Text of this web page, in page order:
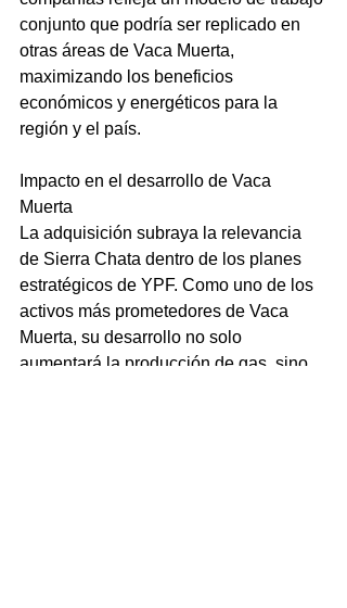
conjunto que podría ser replicado en
otras áreas de Vaca Muerta,
maximizando los beneficios
económicos y energéticos para la
región y el país.
Impacto en el desarrollo de Vaca
Muerta
La adquisición subraya la relevancia
de Sierra Chata dentro de los planes
estratégicos de YPF. Como uno de los
activos más prometedores de Vaca
Muerta, su desarrollo no solo
aumentará la producción de gas, sino